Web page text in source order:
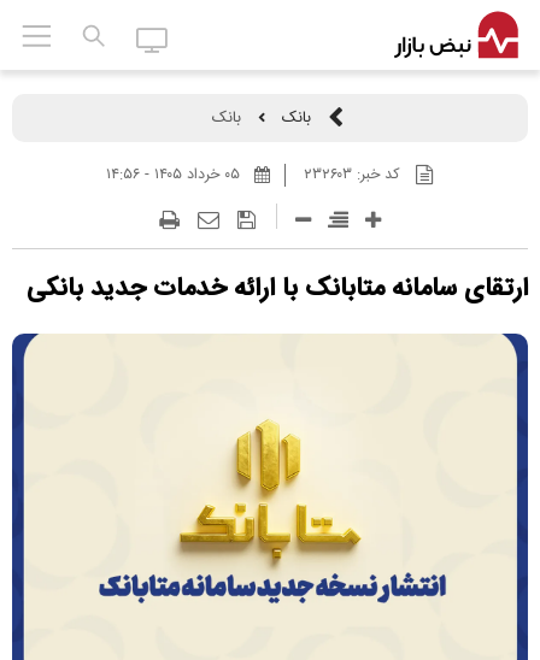
بانک بانک
کد خبر: ۲۳۲۶۰۳
ارتقای سامانه متابانک با ارائه خدمات جدید بانکی